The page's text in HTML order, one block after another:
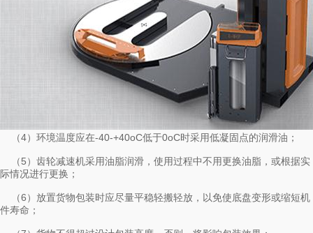
（4）环境温度应在-40-+40oC低于0oC时采用低凝固点的润滑油；
（5）齿轮减速机采用油脂润滑，使用过程中不用更换油脂，或根据实
际情况进行更换；
（6）放置货物包装时应尽量平稳轻搬轻放，以免使底盘变形或缩短机
件寿命；